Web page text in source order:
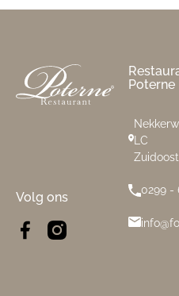
Volg ons
Poterne
LC
0299 -